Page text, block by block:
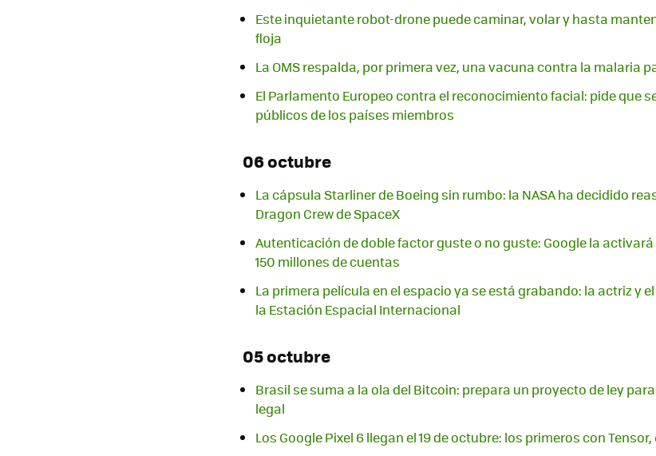
Este inquietante robot-drone puede caminar, volar y hasta
floja
La OMS respalda, por primera vez, una vacuna contra la malaria
El Parlamento Europeo contra el reconocimiento facial: pide que
públicos de los países miembros
06 octubre
La cápsula Starliner de Boeing sin rumbo: la NASA ha decidido
Dragon Crew de SpaceX
Autenticación de doble factor guste o no guste: Google la
150 millones de cuentas
La primera película en el espacio ya se está grabando: la actriz y
la Estación Espacial Internacional
05 octubre
Brasil se suma a la ola del Bitcoin: prepara un proyecto de ley
legal
Los Google Pixel 6 llegan el 19 de octubre: los primeros con